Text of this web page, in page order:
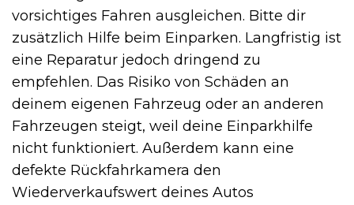
vorsichtiges Fahren ausgleichen. Bitte dir
zusätzlich Hilfe beim Einparken. Langfristig ist
eine Reparatur jedoch dringend zu
empfehlen. Das Risiko von Schäden an
deinem eigenen Fahrzeug oder an anderen
Fahrzeugen steigt, weil deine Einparkhilfe
nicht funktioniert. Außerdem kann eine
defekte Rückfahrkamera den
Wiederverkaufswert deines Autos